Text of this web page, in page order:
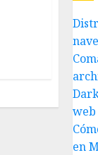
web
en